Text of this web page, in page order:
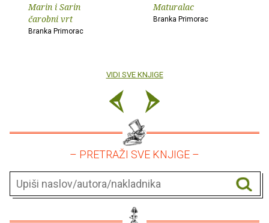
Marin i Sarin
čarobni vrt
Branka Primorac
Maturalac
Branka Primorac
VIDI SVE KNJIGE
– PRETRAŽI SVE KNJIGE –